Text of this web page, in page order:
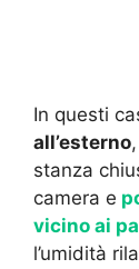
In questi
all’esterno
stanza
camera e
vicino ai
l’umidità